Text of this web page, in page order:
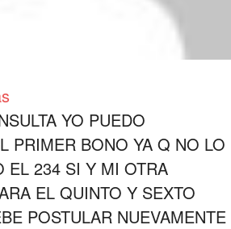
YO PUEDO
PRIMER BONO YA Q NO LO
EL 234 SI Y MI OTRA
EL QUINTO Y SEXTO
POSTULAR NUEVAMENTE